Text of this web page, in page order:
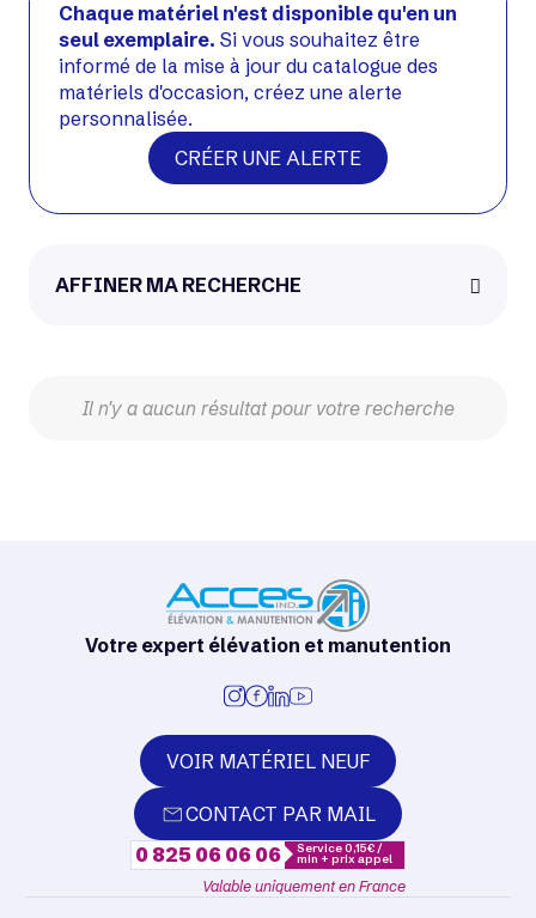
Chaque matériel n'est disponible qu'en un
seul exemplaire. Si vous souhaitez être
informé de la mise à jour du catalogue des
matériels d'occasion, créez une alerte
personnalisée.
CRÉER UNE ALERTE
AFFINER MA RECHERCHE
Il n'y a aucun résultat pour votre recherche
Votre expert élévation et manutention
VOIR MATÉRIEL NEUF
CONTACT PAR MAIL
0 825 06 06 06
Service 0,15€ /
min + prix appel
Valable uniquement en France